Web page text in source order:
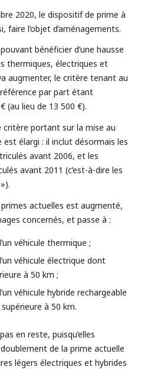
2020, le dispositif de prime à
faire l’objet d’aménagements.
bénéficier d’une hausse
thermiques, électriques et
augmenter, le critère tenant au
par part étant
(au lieu de 13 500 €).
critère portant sur la mise au
est élargi : il inclut désormais les
avant 2006, et les
avant 2011 (c’est-à-dire les
actuelles est augmenté,
concernés, et passe à :
véhicule thermique ;
véhicule électrique dont
à 50 km ;
véhicule hybride rechargeable
à 50 km.
en reste, puisqu’elles
de la prime actuelle
légers électriques et hybrides